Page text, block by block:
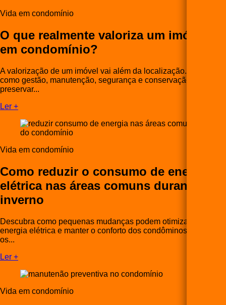
Vida em condomínio
O que realmente valoriza um imóvel
em condomínio?
A valorização de um imóvel vai além da localização. Veja
como gestão, manutenção, segurança e conservação ajudam a
preservar...
Ler +
Vida em condomínio
Como reduzir o consumo de energia
elétrica nas áreas comuns durante o
inverno
Descubra como pequenas mudanças podem otimizar o uso da
energia elétrica e manter o conforto dos condôminos durante
os...
Ler +
Vida em condomínio